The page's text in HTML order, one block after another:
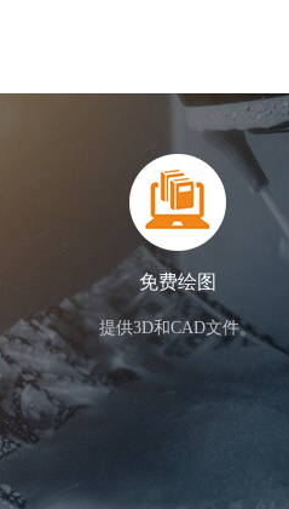
免费绘图
提供3D和CAD文件。